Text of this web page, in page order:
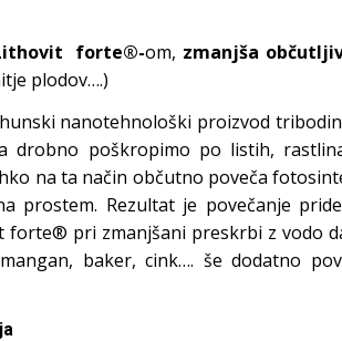
forte®-om, zmanjša
plodov….)
nanotehnološki proizvod
drobno poškropimo po listih,
na ta način občutno poveča
prostem. Rezultat je povečanje
pri zmanjšani preskrbi z vodo
baker, cink…. še dodatno